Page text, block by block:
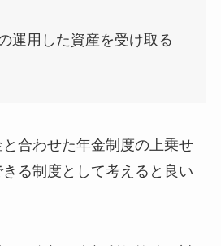
運用した資産を受け取る
合わせた年金制度の上乗せ
る制度として考えると良い